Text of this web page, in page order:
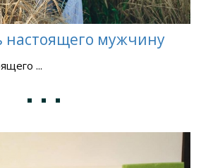
настоящего мужчину
...